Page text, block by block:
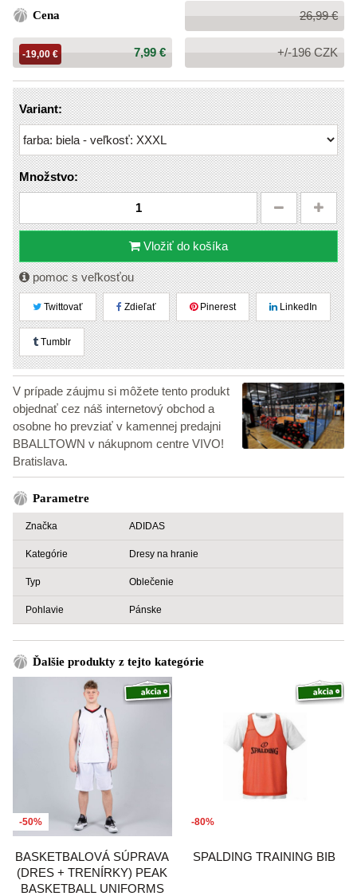
Cena
Bežná
cena:
26,99 €
Cena:
7,99 €
-19,00 € +/-196 CZK
Variant:
Množstvo:
Vložiť do košíka
pomoc s veľkosťou
Twittovať Zdieľať Pinerest LinkedIn
Tumblr
V prípade záujmu si môžete tento produkt
objednať cez náš internetový obchod a
osobne ho prevziať v kamennej predajni
BBALLTOWN v nákupnom centre VIVO!
Bratislava.
Parametre
Značka ADIDAS
Kategórie Dresy na hranie
Typ Oblečenie
Pohlavie Pánske
Ďalšie produkty z tejto kategórie
-50%
BASKETBALOVÁ SÚPRAVA
(DRES + TRENÍRKY) PEAK
BASKETBALL UNIFORMS
-80%
SPALDING TRAINING BIB